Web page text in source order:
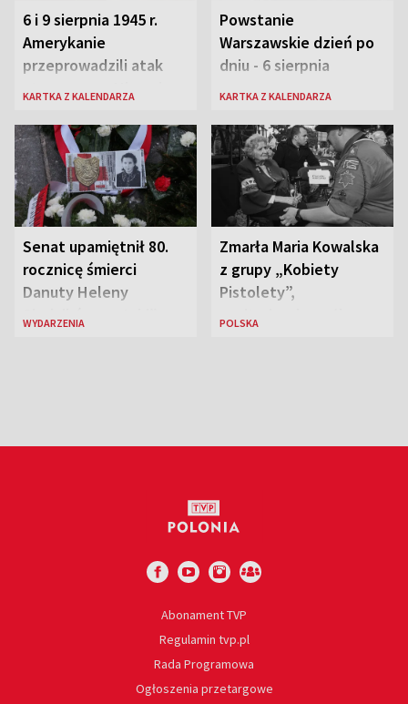
6 i 9 sierpnia 1945 r.
Amerykanie
przeprowadzili atak
atomowy na Hiroszimę
KARTKA Z KALENDARZA
Powstanie
Warszawskie dzień po
dniu - 6 sierpnia
KARTKA Z KALENDARZA
Senat upamiętnił 80.
rocznicę śmierci
Danuty Heleny
Siedzikówny „Inki”
WYDARZENIA
Zmarła Maria Kowalska
z grupy „Kobiety
Pistolety”,
sanitariuszka pułku
POLSKA
Abonament TVP
Regulamin tvp.pl
Rada Programowa
Ogłoszenia przetargowe